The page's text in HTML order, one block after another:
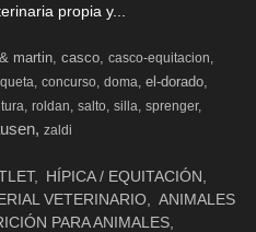
propia y...
martin casco
casco-equitacion
concurso doma el-dorado
roldan salto silla sprenger
zaldi
HÍPICA / EQUITACIÓN
VETERINARIO
ANIMALES
PARA ANIMALES